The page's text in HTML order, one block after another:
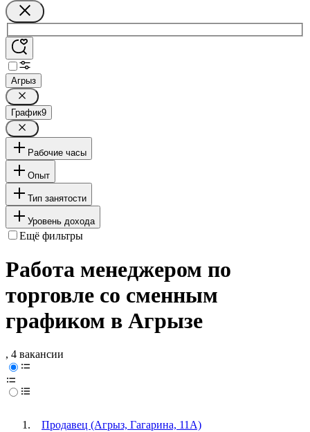
Агрыз
График9
Рабочие часы
Опыт
Тип занятости
Уровень дохода
Ещё фильтры
Работа менеджером по
торговле со сменным
графиком в Агрызе
, 4 вакансии
Продавец (Агрыз, Гагарина, 11А)